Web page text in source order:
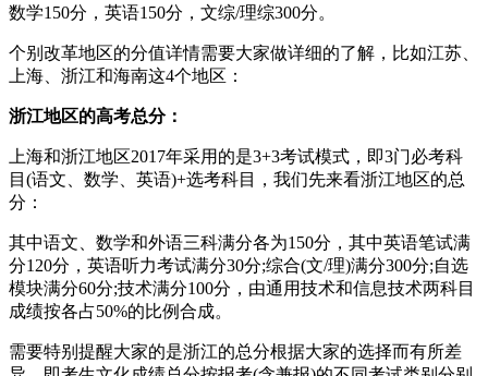
数学150分，英语150分，文综/理综300分。
个别改革地区的分值详情需要大家做详细的了解，比如江苏、
上海、浙江和海南这4个地区：
浙江地区的高考总分：
上海和浙江地区2017年采用的是3+3考试模式，即3门必考科
目(语文、数学、英语)+选考科目，我们先来看浙江地区的总
分：
其中语文、数学和外语三科满分各为150分，其中英语笔试满
分120分，英语听力考试满分30分;综合(文/理)满分300分;自选
模块满分60分;技术满分100分，由通用技术和信息技术两科目
成绩按各占50%的比例合成。
需要特别提醒大家的是浙江的总分根据大家的选择而有所差